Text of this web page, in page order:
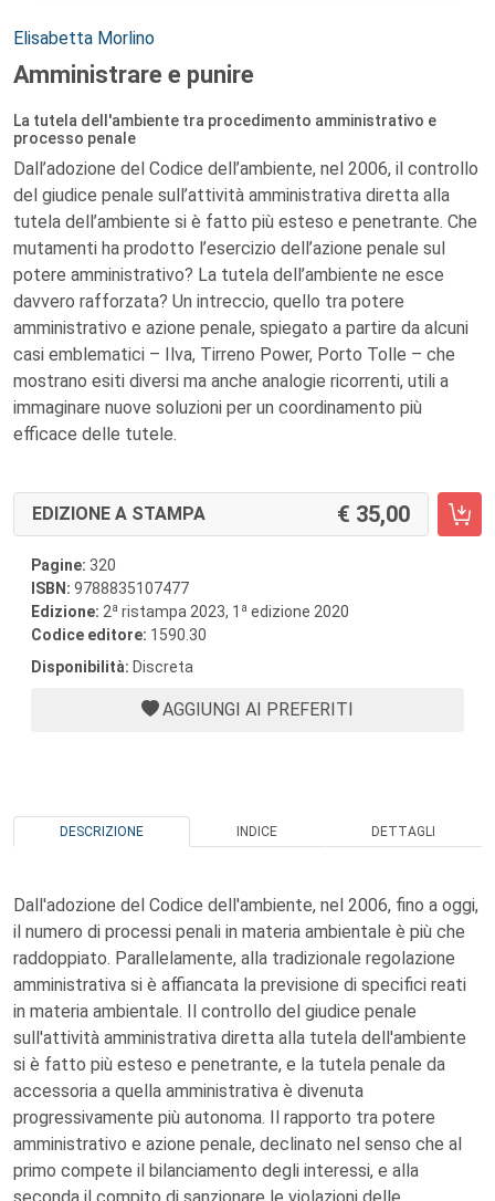
Autori:
Elisabetta Morlino
Amministrare e punire
La tutela dell'ambiente tra procedimento amministrativo e
processo penale
Dall’adozione del Codice dell’ambiente, nel 2006, il controllo
del giudice penale sull’attività amministrativa diretta alla
tutela dell’ambiente si è fatto più esteso e penetrante. Che
mutamenti ha prodotto l’esercizio dell’azione penale sul
potere amministrativo? La tutela dell’ambiente ne esce
davvero rafforzata? Un intreccio, quello tra potere
amministrativo e azione penale, spiegato a partire da alcuni
casi emblematici – Ilva, Tirreno Power, Porto Tolle – che
mostrano esiti diversi ma anche analogie ricorrenti, utili a
immaginare nuove soluzioni per un coordinamento più
efficace delle tutele.
EDIZIONE A STAMPA 35,00
Pagine: 320
ISBN: 9788835107477
Edizione: 2a ristampa 2023, 1 a edizione 2020
Codice editore: 1590.30
Disponibilità: Discreta
AGGIUNGI AI PREFERITI
DESCRIZIONE INDICE DETTAGLI
Dall'adozione del Codice dell'ambiente, nel 2006, fino a oggi,
il numero di processi penali in materia ambientale è più che
raddoppiato. Parallelamente, alla tradizionale regolazione
amministrativa si è affiancata la previsione di specifici reati
in materia ambientale. Il controllo del giudice penale
sull'attività amministrativa diretta alla tutela dell'ambiente
si è fatto più esteso e penetrante, e la tutela penale da
accessoria a quella amministrativa è divenuta
progressivamente più autonoma. Il rapporto tra potere
amministrativo e azione penale, declinato nel senso che al
primo compete il bilanciamento degli interessi, e alla